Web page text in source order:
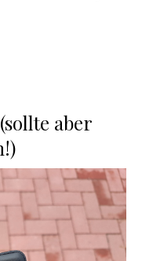
aber